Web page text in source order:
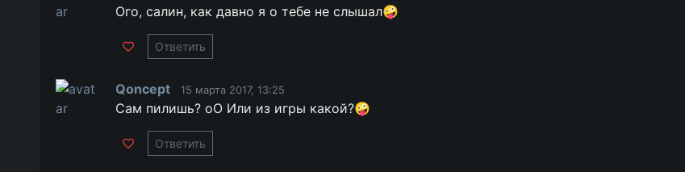
Ого, салин, как давно я о тебе не слышал🤪
Ответить
Qoncept 15 марта 2017, 13:25
Сам пилишь? оО Или из игры какой?🤪
Ответить